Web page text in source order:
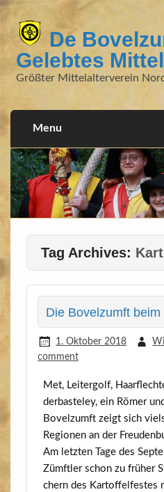
De
Gelebtes
Größter Mittelalterverein
Menu
Tag Archives:
Die Bovelzumft
1. Oktober 2018
comment
Met, Lei­ter­golf,
der­bas­te­ley, ein Römer
Bovelzumft zeigt sich
Regio­nen an der
Am letz­ten Tage des
Zümft­ler schon zu frü­her
chern des Kar­tof­fel­fes­tes